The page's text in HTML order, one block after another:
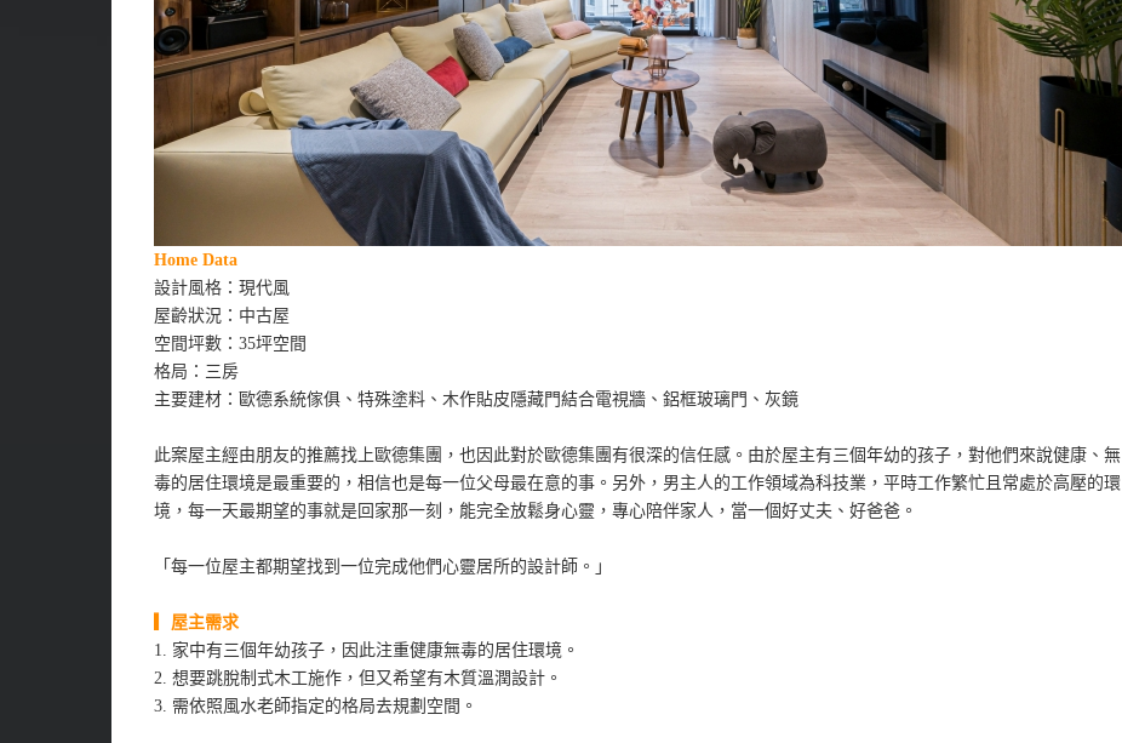
Home Data
設計風格：現代風
屋齡狀況：中古屋
空間坪數：35坪空間
格局：三房
主要建材：歐德系統傢俱、特殊塗料、木作貼皮隱藏門結合電視牆、鋁框玻璃門、灰鏡
此案屋主經由朋友的推薦找上歐德集團，也因此對於歐德集團有很深的信任感。由於屋主有三個年幼的孩子，對他們來說健康、無
毒的居住環境是最重要的，相信也是每一位父母最在意的事。另外，男主人的工作領域為科技業，平時工作繁忙且常處於高壓的環
境，每一天最期望的事就是回家那一刻，能完全放鬆身心靈，專心陪伴家人，當一個好丈夫、好爸爸。
「每一位屋主都期望找到一位完成他們心靈居所的設計師。」
▎屋主需求
1.
家中有三個年幼孩子，因此注重健康無毒的居住環境。
2. 想要跳脫制式木工施作，但又希望有木質溫潤設計。
3. 需依照風水老師指定的格局去規劃空間。